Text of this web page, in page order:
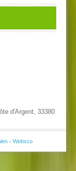
d'Argent, 33380
- Websco